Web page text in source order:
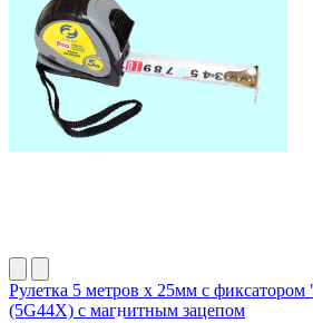
Рулетка 5 метров х 25мм с
(5G44X) с магнитным зацепом